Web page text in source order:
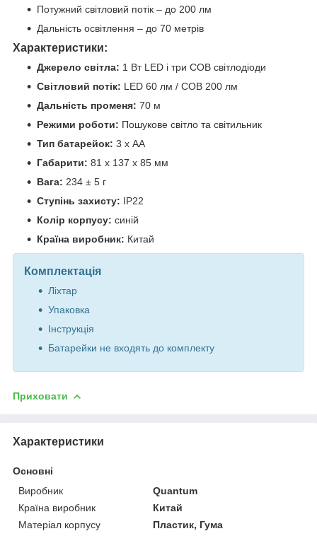
Потужний світловий потік – до 200 лм
Дальність освітлення – до 70 метрів
Характеристики:
Джерело світла: 1 Вт LED і три COB світлодіоди
Світловий потік: LED 60 лм / COB 200 лм
Дальність променя: 70 м
Режими роботи: Пошукове світло та світильник
Тип батарейок: 3 х AA
Габарити: 81 х 137 х 85 мм
Вага: 234 ± 5 г
Ступінь захисту: IP22
Колір корпусу: синій
Країна виробник: Китай
Комплектація
Ліхтар
Упаковка
Інструкція
Батарейки не входять до комплекту
Приховати
Характеристики
Основні
Виробник
Quantum
Країна виробник
Китай
Матеріал корпусу
Пластик, Гума